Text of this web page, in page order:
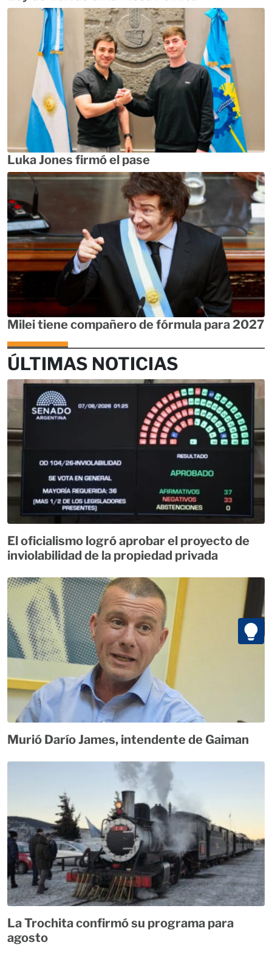
Luka Jones firmó el pase
Milei tiene compañero de fórmula para 2027
ÚLTIMAS NOTICIAS
El oficialismo logró aprobar el proyecto de
inviolabilidad de la propiedad privada
Murió Darío James, intendente de Gaiman
La Trochita confirmó su programa para
agosto